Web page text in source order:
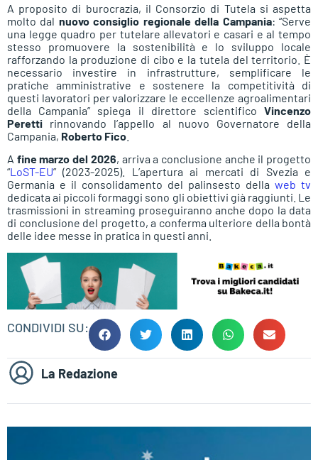
A proposito di burocrazia, il Consorzio di Tutela si aspetta
molto dal nuovo consiglio regionale della Campania: “Serve
una legge quadro per tutelare allevatori e casari e al tempo
stesso promuovere la sostenibilità e lo sviluppo locale
rafforzando la produzione di cibo e la tutela del territorio. È
necessario investire in infrastrutture, semplificare le
pratiche amministrative e sostenere la competitività di
questi lavoratori per valorizzare le eccellenze agroalimentari
della Campania” spiega il direttore scientifico Vincenzo
Peretti rinnovando l’appello al nuovo Governatore della
Campania, Roberto Fico
A fine marzo del 2026, arriva a conclusione anche il progetto
“LoST-EU” (2023-2025). L’apertura ai mercati di Svezia e
Germania e il consolidamento del palinsesto della web tv
dedicata ai piccoli formaggi sono gli obiettivi già raggiunti. Le
trasmissioni in streaming proseguiranno anche dopo la data
di conclusione del progetto, a conferma ulteriore della bontà
delle idee messe in pratica in questi anni.
CONDIVIDI SU:
La Redazione